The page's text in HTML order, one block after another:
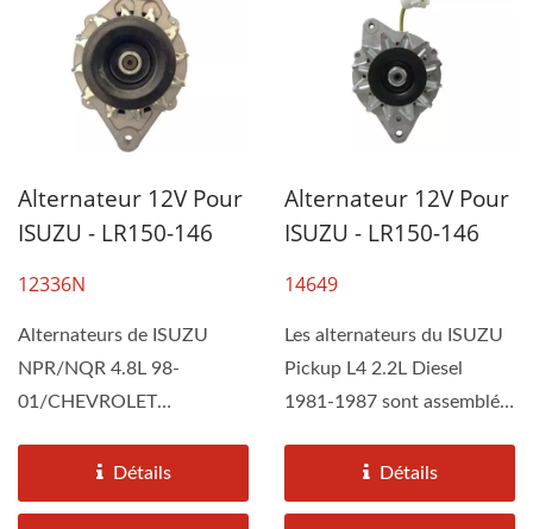
Alternateur 12V Pour
ISUZU - LR150-146
12336N
Alternateurs de ISUZU
NPR/NQR 4.8L 98-
01/CHEVROLET
TILTMASTER 4.8L 99-
01/CHEVROLET...
Détails
Alternateur 12V Pour
ISUZU - LR150-146
14649
Les alternateurs du ISUZU
Pickup L4 2.2L Diesel
1981-1987 sont assemblés
Détails